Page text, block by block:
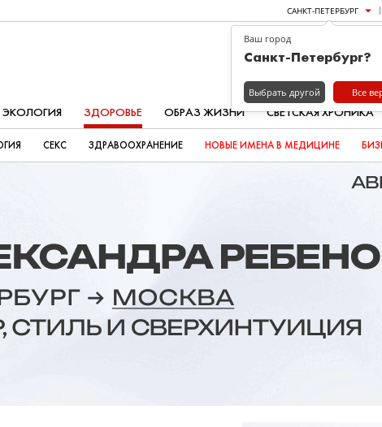
САНКТ-ПЕТЕРБУРГ
ЭКОЛОГИЯ ЗДОРОВЬЕ ОБРАЗ ЖИЗНИ СВЕТСКАЯ ХРОНИКА
СЕКС ЗДРАВООХРАНЕНИЕ НОВЫЕ ИМЕНА В МЕДИЦИНЕ
Ваш город
Санкт-Петербург?
Выбрать другой Все